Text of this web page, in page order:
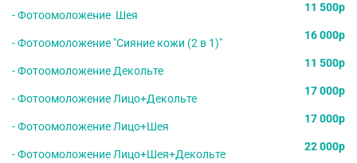
- Фотоомоложение Шея
11 500р
- Фотоомоложение "Сияние кожи (2 в 1)"
16 000р
- Фотоомоложение Декольте
11 500р
- Фотоомоложение Лицо+Декольте
17 000р
- Фотоомоложение Лицо+Шея
17 000р
- Фотоомоложение Лицо+Шея+Декольте
22 000р